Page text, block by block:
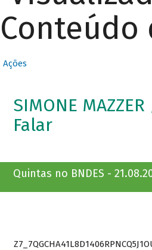
Conteúdo
Ações
SIMONE
Falar
Quintas no BNDES -